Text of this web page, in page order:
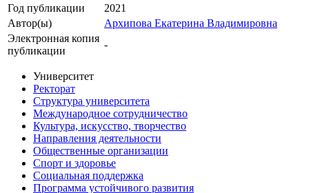
Год публикации
2021
Автор(ы)
Архипова Екатерина Владимировна
Электронная копия
публикации
-
Университет
Ректорат
Структура университета
Международное сотрудничество
Культура, искусство, творчество
Направления деятельности
Общественные организации
Спорт и здоровье
Социальная поддержка
Программа устойчивого развития